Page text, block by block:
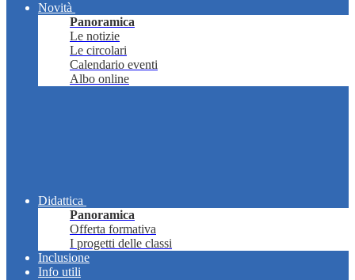
Novità
Panoramica
Le notizie
Le circolari
Calendario eventi
Albo online
Didattica
Panoramica
Offerta formativa
I progetti delle classi
Inclusione
Info utili